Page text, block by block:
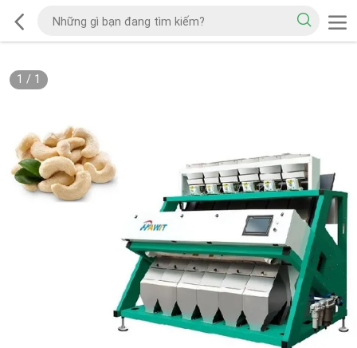
1 / 1